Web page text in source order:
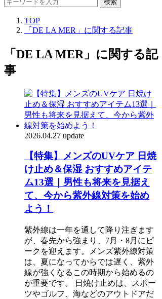
検索
TOP
「DE LA MER」に関する記事
「DE LA MER」に関する記
事
2026.04.27 update
【特集】メンズのUVケア 日焼
け止め＆保湿 おすすめアイテ
ム13選｜男性も将来を見据え
て、今から紫外線対策を始め
よう！
紫外線は一年を通して降り注ぎます
が、春先から強まり、7月・8月にピ
ークを迎えます。メンズ紫外線対策
は、夏になってからでは遅く、紫外
線が強くなるこの時期から始めるの
が重要です。 日焼け止めは、スポー
ツやゴルフ、海などのアウトドアだ